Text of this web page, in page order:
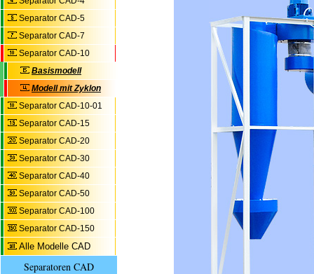
Separator CAD-5
Separator CAD-7
Separator CAD-10
Basismodell
Modell mit Zyklon
Separator CAD-10-01
Separator CAD-15
Separator CAD-20
Separator CAD-30
Separator CAD-40
Separator CAD-50
Separator CAD-100
Separator CAD-150
Alle Modelle CAD
Separatoren CAD